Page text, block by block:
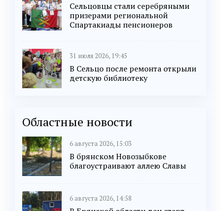
Сельцовцы стали серебряными
призерами региональной
Спартакиады пенсионеров
31 июля 2026, 19:45
В Сельцо после ремонта открыли
детскую библиотеку
Областные новости
6 августа 2026, 15:03
В брянском Новозыбкове
благоустраивают аллею Славы
6 августа 2026, 14:58